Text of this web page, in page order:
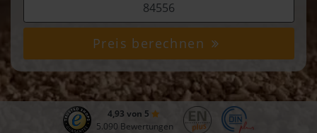
Preis berechnen
4,93 von 5
5.090 Bewertungen